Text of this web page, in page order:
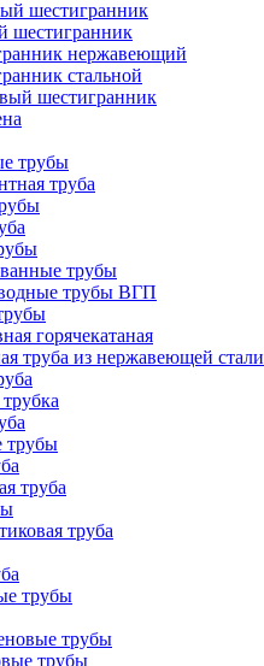
шестигранник
шестигранник
нержавеющий
стальной
шестигранник
трубы
труба
трубы
трубы ВГП
горячекатаная
труба из нержавеющей стали
трубы
труба
труба
трубы
трубы
трубы